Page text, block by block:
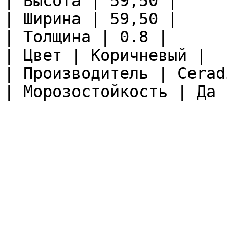
| Ширина | 59,50 |
| Толщина | 0.8 |
| Цвет | Коричневый |
| Производитель |
| Морозостойкость |